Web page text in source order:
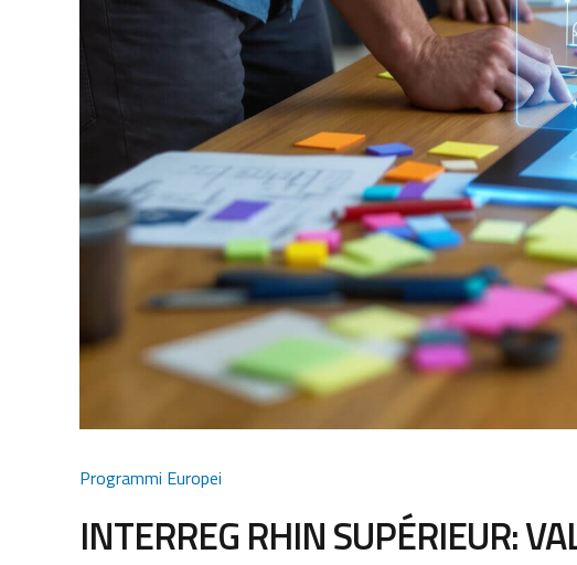
Programmi Europei
INTERREG RHIN SUPÉRIEUR: